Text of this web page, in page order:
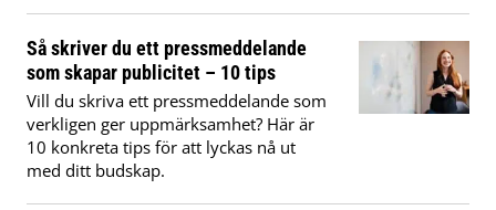
Så skriver du ett pressmeddelande
som skapar publicitet – 10 tips
Vill du skriva ett pressmeddelande som
verkligen ger uppmärksamhet? Här är
10 konkreta tips för att lyckas nå ut
med ditt budskap.